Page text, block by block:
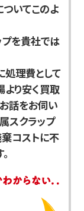
ついてこのよ
を貴社では
理費として
より安く買取
話をお伺い
スクラップ
コストに不